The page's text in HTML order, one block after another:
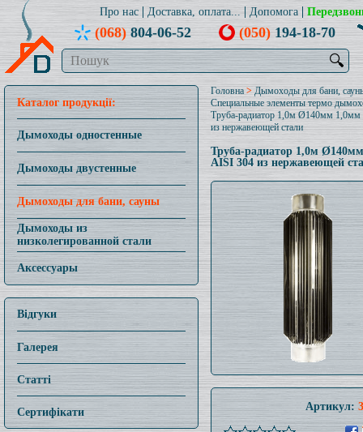
Про нас Доставка, оплата... Допомога
(068)804-06-52 (050)194-18-70
🔍
Каталог продукції:
Дымоходы одностенные
Дымоходы двустенные
Дымоходы для бани, сауны
Дымоходы из
низколегированной стали
Аксессуары
Відгуки
Галерея
Статті
Сертифікати
Головна > Дымоходы для бани,
Специальные элементы термо
Труба-радиатор 1,0м Ø140мм
из нержавеющей стали
Труба-радиатор 1,0м
AISI 304 из нержавеющей
Артикул: